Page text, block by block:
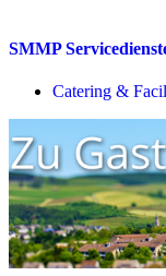
SMMP
Catering &